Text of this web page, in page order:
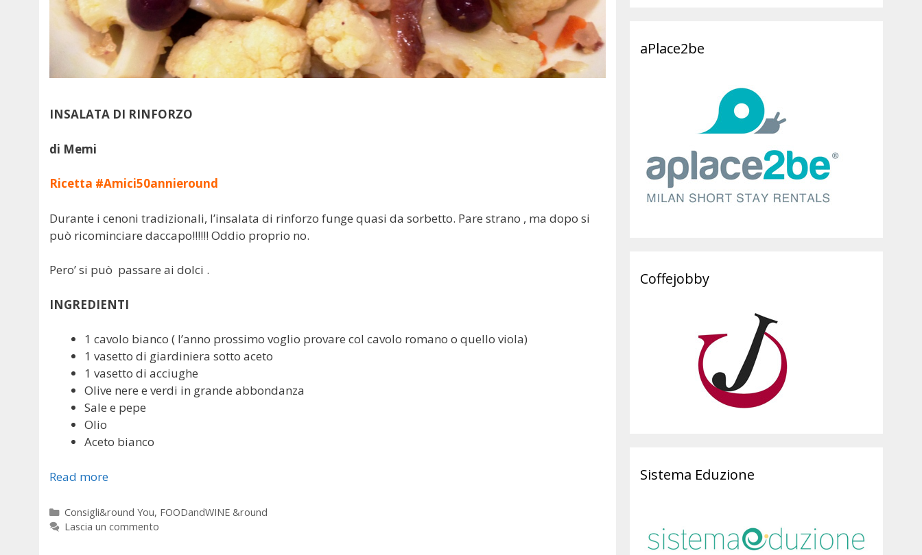
INSALATA DI RINFORZO
di Memi
Ricetta #Amici50annieround
Durante i cenoni tradizionali, l’insalata di rinforzo funge quasi da sorbetto. Pare strano , ma dopo si
può ricominciare daccapo!!!!!! Oddio proprio no.
Pero’ si può passare ai dolci .
INGREDIENTI
1 cavolo bianco ( l’anno prossimo voglio provare col cavolo romano o quello viola)
1 vasetto di giardiniera sotto aceto
1 vasetto di acciughe
Olive nere e verdi in grande abbondanza
Sale e pepe
Olio
Aceto bianco
Read more
Categorie
Consigli&round You, FOODandWINE &round
Lascia un commento
aPlace2be
Coffejobby
Sistema Eduzione